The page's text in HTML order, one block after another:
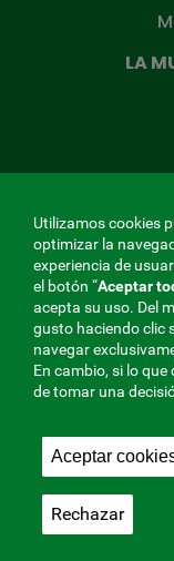
LA
Mutua
Utilizamos cookies
optimizar la
experiencia de
el botón “Aceptar
acepta su uso. Del
gusto haciendo clic
navegar
En cambio, si lo
de tomar una
Aceptar
Rechazar